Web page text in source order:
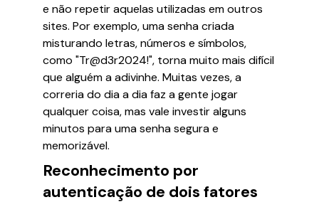
e não repetir aquelas utilizadas em outros
sites. Por exemplo, uma senha criada
misturando letras, números e símbolos,
como "Tr@d3r2024!", torna muito mais difícil
que alguém a adivinhe. Muitas vezes, a
correria do dia a dia faz a gente jogar
qualquer coisa, mas vale investir alguns
minutos para uma senha segura e
memorizável.
Reconhecimento por
autenticação de dois fatores